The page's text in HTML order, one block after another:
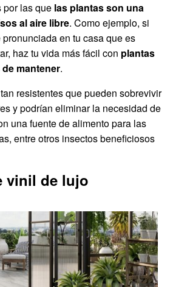
por las que las plantas son una
al aire libre. Como ejemplo, si
en tu casa que es
haz tu vida más fácil con plantas
mantener.
resistentes que pueden sobrevivir
y podrían eliminar la necesidad de
una fuente de alimento para las
entre otros insectos beneficiosos
vinil de lujo